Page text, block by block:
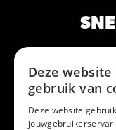
Hulp
Deze
gebruik van
Deze website